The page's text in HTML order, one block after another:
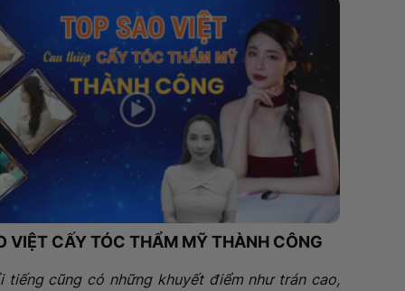
VIỆT CẤY TÓC THẨM MỸ THÀNH CÔNG
tiếng cũng có những khuyết điểm như trán cao,